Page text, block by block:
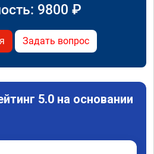
9800 ₽
Задать вопрос
5.0 на основании